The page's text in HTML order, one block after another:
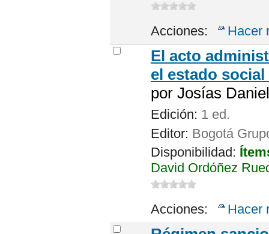
Acciones: Hacer
El acto
el estado
por Josías
Edición: 1 ed.
Editor: Bogotá
Disponibilidad:
David Ordóñez
Acciones: Hacer